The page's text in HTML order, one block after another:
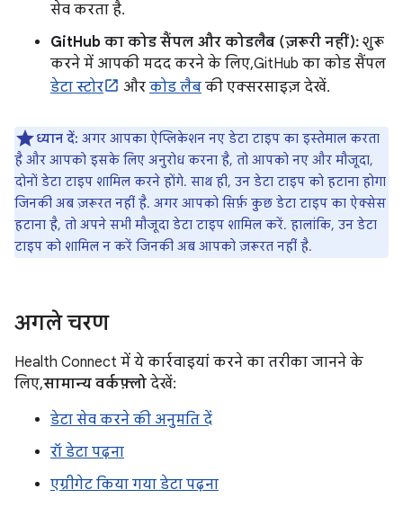
सेव करता है.
GitHub का कोड सैंपल और कोडलैब (ज़रूरी नहीं): शुरू
करने में आपकी मदद करने के लिए, GitHub का कोड सैंपल
डेटा स्टोर
और कोड लैब की एक्सरसाइज़ देखें.
ध्यान दें: अगर आपका ऐप्लिकेशन नए डेटा टाइप का इस्तेमाल करता
है और आपको इसके लिए अनुरोध करना है, तो आपको नए और मौजूदा,
दोनों डेटा टाइप शामिल करने होंगे. साथ ही, उन डेटा टाइप को हटाना होगा
जिनकी अब ज़रूरत नहीं है. अगर आपको सिर्फ़ कुछ डेटा टाइप का ऐक्सेस
हटाना है, तो अपने सभी मौजूदा डेटा टाइप शामिल करें. हालांकि, उन डेटा
टाइप को शामिल न करें जिनकी अब आपको ज़रूरत नहीं है.
अगले चरण
Health Connect में ये कार्रवाइयां करने का तरीका जानने के
लिए,सामान्य वर्कफ़्लो देखें:
डेटा सेव करने की अनुमति दें
रॉ डेटा पढ़ना
एग्रीगेट किया गया डेटा पढ़ना